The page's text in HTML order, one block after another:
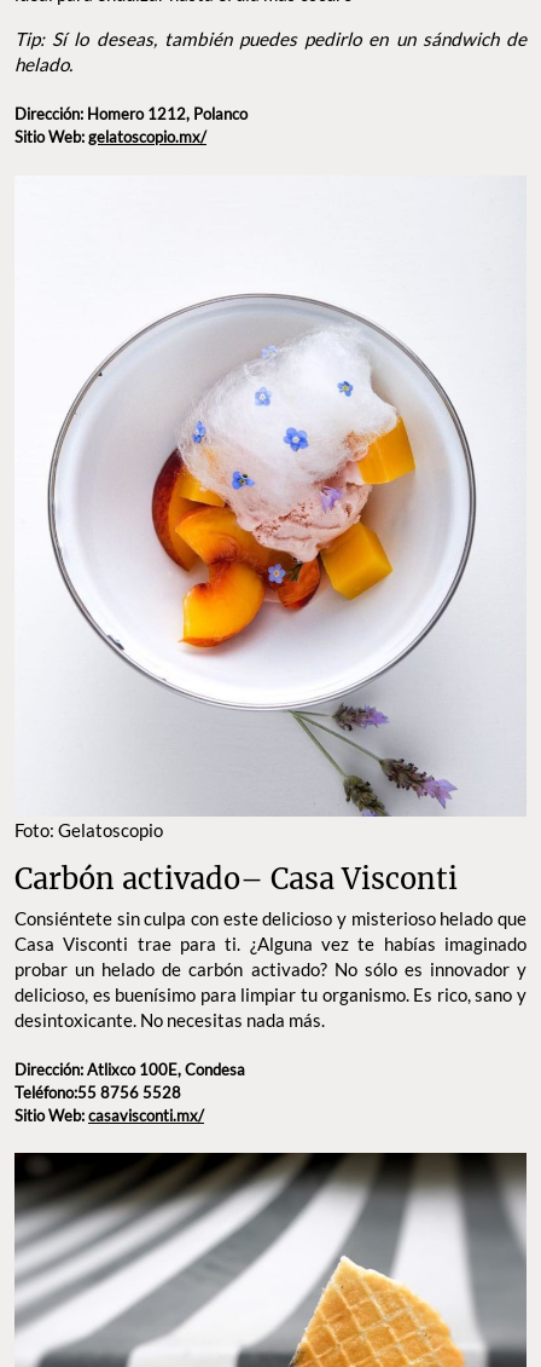
Tip: Sí lo deseas, también puedes pedirlo en un sándwich de
helado.
Dirección: Homero 1212, Polanco
Sitio Web:gelatoscopio.mx/
Foto: Gelatoscopio
Carbón activado– Casa Visconti
Consiéntete sin culpa con este delicioso y misterioso helado que
Casa Visconti trae para ti. ¿Alguna vez te habías imaginado
probar un helado de carbón activado? No sólo es innovador y
delicioso, es buenísimo para limpiar tu organismo. Es rico, sano y
desintoxicante. No necesitas nada más.
Dirección: Atlixco 100E, Condesa
Teléfono:55 8756 5528
Sitio Web:casavisconti.mx/